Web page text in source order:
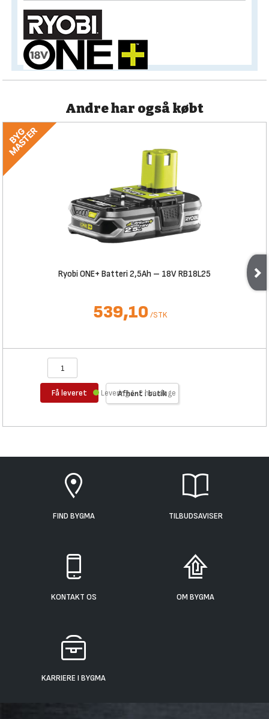
Andre har også købt
Ryobi ONE+ Batteri 2,5Ah – 18V RB18L25
539,10 /STK
Få leveret Afhent i butik
Levering 1-2 hverdage
FIND BYGMA TILBUDSAVISER
KONTAKT OS OM BYGMA
KARRIERE I BYGMA